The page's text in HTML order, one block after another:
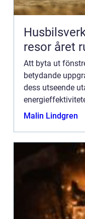
resor året
Att byta ut
betydande
dess utseende
och
Malin Lindgren